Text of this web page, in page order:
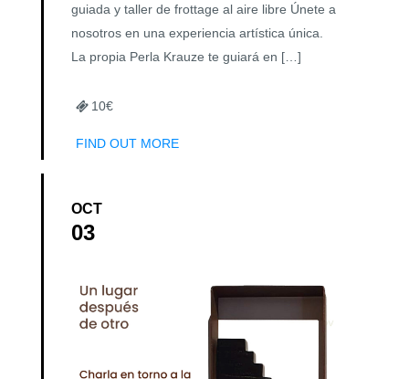
guiada y taller de frottage al aire libre Únete a
nosotros en una experiencia artística única.
La propia Perla Krauze te guiará en […]
10€
FIND OUT MORE
OCT
03